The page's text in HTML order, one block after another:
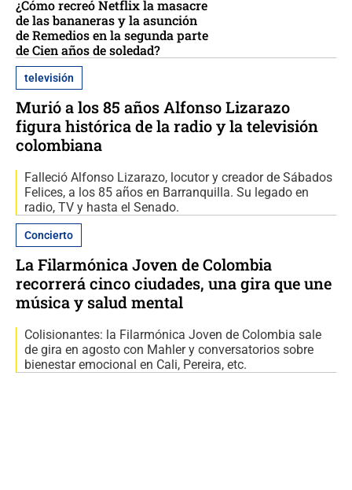
¿Cómo recreó Netflix la masacre
de las bananeras y la asunción
de Remedios en la segunda parte
de Cien años de soledad?
televisión
Murió a los 85 años Alfonso Lizarazo
figura histórica de la radio y la televisión
colombiana
Falleció Alfonso Lizarazo, locutor y creador de Sábados
Felices, a los 85 años en Barranquilla. Su legado en
radio, TV y hasta el Senado.
Concierto
La Filarmónica Joven de Colombia
recorrerá cinco ciudades, una gira que une
música y salud mental
Colisionantes: la Filarmónica Joven de Colombia sale
de gira en agosto con Mahler y conversatorios sobre
bienestar emocional en Cali, Pereira, etc.